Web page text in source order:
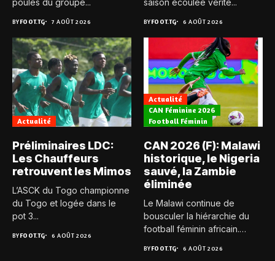
poules du groupe...
BYFOOT.TG 7 AOÛT 2026
saison écoulée vérite...
BYFOOT.TG 6 AOÛT 2026
Actualité
Préliminaires LDC:
Les Chauffeurs
retrouvent les Mimos
L’ASCK du Togo championne
du Togo et logée dans le
pot 3...
BYFOOT.TG 6 AOÛT 2026
Actualité
CAN Féminine 2026
Football Féminin
CAN 2026 (F): Malawi
historique, le Nigeria
sauvé, la Zambie
éliminée
Le Malawi continue de
bousculer la hiérarchie du
football féminin africain.
BYFOOT.TG 6 AOÛT 2026